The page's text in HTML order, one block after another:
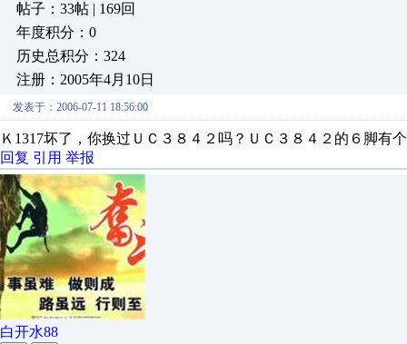
帖子：33帖 | 169回
年度积分：0
历史总积分：324
注册：2005年4月10日
发表于：2006-07-11 18:56:00
Ｋ1317坏了，你换过ＵＣ３８４２吗？ＵＣ３８４２的６脚有
回复 引用 举报
白开水88